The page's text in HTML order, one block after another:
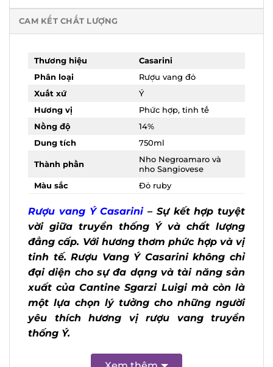
CAM KẾT CHẤT LƯỢNG
Thương hiệu
Casarini
Phân loại
Rượu vang đỏ
Xuất xứ
Hương vị
Phức hợp, tinh tế
Nồng độ
14%
Dung tích
750ml
Thành phần
Nho Negroamaro và
nho Sangiovese
Màu sắc
Đỏ ruby
Rượu vang Ý Casarini – Sự kết hợp
tuyệt vời giữa truyền thống Ý và chất
lượng đẳng cấp. Với hương thơm phức
hợp và vị tinh tế. Rượu Vang Ý Casarini
không chỉ đại diện cho sự đa dạng và
tài năng sản xuất của Cantine Sgarzi
Luigi mà còn là một lựa chọn lý tưởng
cho những người yêu thích hương vị
rượu vang truyền thống Ý.
Xem thêm